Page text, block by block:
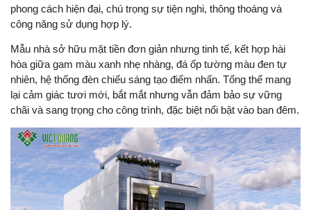
phong cách hiện đại, chú trọng sự tiện nghi, thông thoáng và
công năng sử dụng hợp lý.
Mẫu nhà sở hữu mặt tiền đơn giản nhưng tinh tế, kết hợp hài
hòa giữa gam màu xanh nhẹ nhàng, đá ốp tường màu đen tự
nhiên, hệ thống đèn chiếu sáng tạo điểm nhấn. Tổng thể mang
lại cảm giác tươi mới, bắt mắt nhưng vẫn đảm bảo sự vững
chãi và sang trọng cho công trình, đặc biệt nổi bật vào ban đêm.